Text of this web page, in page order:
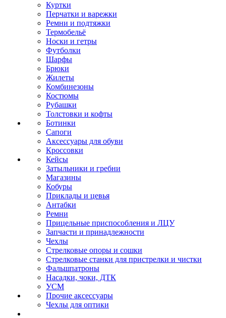
Куртки
Перчатки и варежки
Ремни и подтяжки
Термобельё
Носки и гетры
Футболки
Шарфы
Брюки
Жилеты
Комбинезоны
Костюмы
Рубашки
Толстовки и кофты
Ботинки
Сапоги
Аксессуары для обуви
Кроссовки
Кейсы
Затыльники и гребни
Магазины
Кобуры
Приклады и цевья
Антабки
Ремни
Прицельные приспособления и ЛЦУ
Запчасти и принадлежности
Чехлы
Стрелковые опоры и сошки
Стрелковые станки для пристрелки и чистки
Фальшпатроны
Насадки, чоки, ДТК
УСМ
Прочие аксессуары
Чехлы для оптики